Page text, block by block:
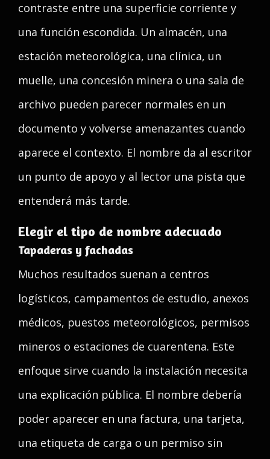
contraste entre una superficie corriente y
una función escondida. Un almacén, una
estación meteorológica, una clínica, un
muelle, una concesión minera o una sala de
archivo pueden parecer normales en un
documento y volverse amenazantes cuando
aparece el contexto. El nombre da al escritor
un punto de apoyo y al lector una pista que
entenderá más tarde.
Elegir el tipo de nombre adecuado
Tapaderas y fachadas
Muchos resultados suenan a centros
logísticos, campamentos de estudio, anexos
médicos, puestos meteorológicos, permisos
mineros o estaciones de cuarentena. Este
enfoque sirve cuando la instalación necesita
una explicación pública. El nombre debería
poder aparecer en una factura, una tarjeta,
una etiqueta de carga o un permiso sin